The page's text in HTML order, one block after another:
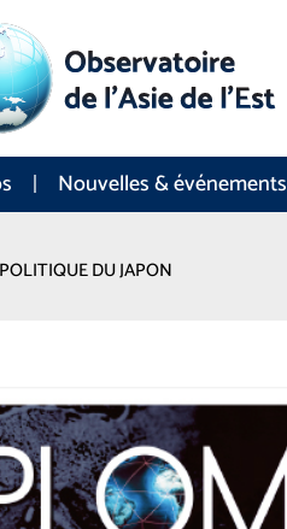
Nouvelles & événements
DU JAPON